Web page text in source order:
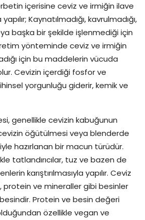
içerisine ceviz ve irmiğin ilave
Kaynatılmadığı, kavrulmadığı,
başka bir şekilde işlenmediği için
yönteminde ceviz ve irmiğin
için bu maddelerin vücuda
Cevizin içerdiği fosfor ve
yorgunluğu giderir, kemik ve
genellikle cevizin kabuğunun
cevizin öğütülmesi veya blenderde
hazırlanan bir macun türüdür.
tatlandırıcılar, tuz ve bazen de
karıştırılmasıyla yapılır. Ceviz
protein ve mineraller gibi besinler
Protein ve besin değeri
özellikle vegan ve